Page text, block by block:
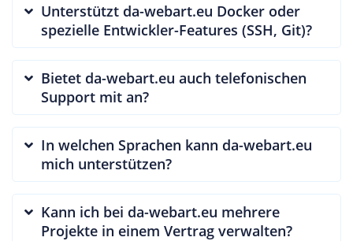
Unterstützt da-webart.eu Docker oder
spezielle Entwickler-Features (SSH, Git)?
Bietet da-webart.eu auch telefonischen
Support mit an?
In welchen Sprachen kann da-webart.eu
mich unterstützen?
Kann ich bei da-webart.eu mehrere
Projekte in einem Vertrag verwalten?